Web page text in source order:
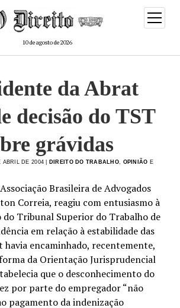
10 de agosto de 2026
menu
de
da Abrat
decisão do TST
grávidas
ABRIL DE 2004 | DIREITO DO TRABALHO OPINIÃO E
Brasileira de Advogados
Correia, reagiu com entusiasmo à
do Tribunal Superior do Trabalho de
em relação à estabilidade das
havia encaminhado, recentemente,
da Orientação Jurisprudencial
que o desconhecimento do
por parte do empregador “não
pagamento da indenização